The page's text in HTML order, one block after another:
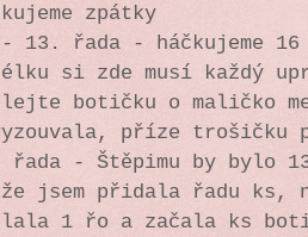
zpátky
13. řada - háčkujeme 16
si zde musí každý
botičku o maličko
příze trošičku
řada - Štěpimu by bylo
jsem přidala řadu ks,
1 řo a začala ks